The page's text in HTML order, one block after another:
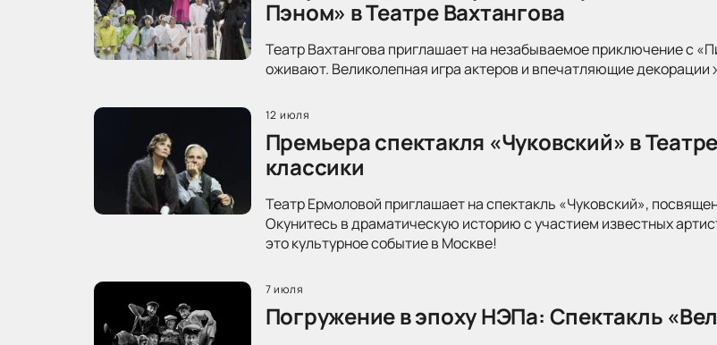
Пэном» в Театре Вахтангова
Театр Вахтангова приглашает на незабываемое приключение с
оживают. Великолепная игра актеров и впечатляющие
12 июля
Премьера спектакля «Чуковский» в
классики
Театр Ермоловой приглашает на спектакль «Чуковский»,
Окунитесь в драматическую историю с участием известных
это культурное событие в Москве!
7 июля
Погружение в эпоху НЭПа: Спектакль